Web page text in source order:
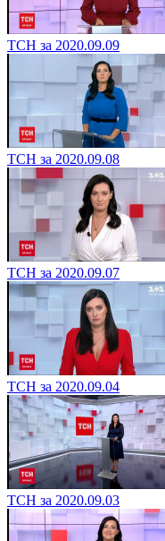
ТСН за 2020.09.09
ТСН за 2020.09.08
ТСН за 2020.09.07
ТСН за 2020.09.04
ТСН за 2020.09.03